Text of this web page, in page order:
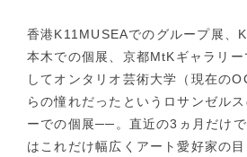
香港K11MUSEAでのグループ展、
本木での個展、京都MtKギャラリ
してオンタリオ芸術大学（現在の
らの憧れだったというロサンゼル
ーでの個展──。直近の3ヵ月だけ
はこれだけ幅広くアート愛好家の目